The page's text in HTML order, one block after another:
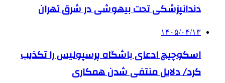
دندانپزشکی تحت بیهوشی در شرق تهران
۱۴۰۵/۰۴/۱۳
اسکوچیچ ادعای باشگاه پرسپولیس را تکذیب
کرد/ دلایل منتفی شدن همکاری